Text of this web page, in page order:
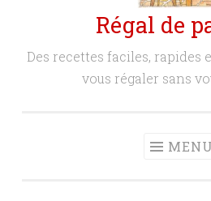
Régal de
Des recettes faciles, rapides
vous régaler sans
MENU